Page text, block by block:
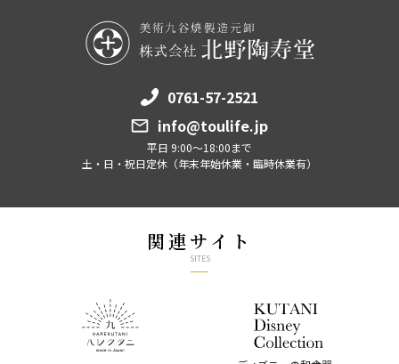
0761-57-2521
info@toulife.jp
平日 9:00～18:00まで
土・日・祝日定休（年末年始休業・臨時休業有）
関連サイト
SITES